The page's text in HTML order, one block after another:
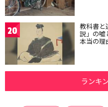
20 教科書と
説」の嘘
本当の理
ランキ